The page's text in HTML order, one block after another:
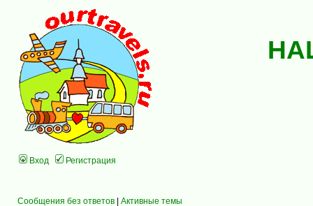
Вход Регистрация
Сообщения без ответов | Активные темы